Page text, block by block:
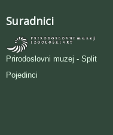
Suradnici
Prirodoslovni muzej - Split
Pojedinci